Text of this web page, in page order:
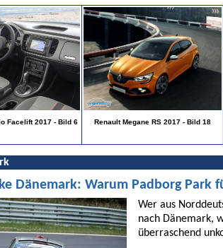
Facelift 2017 - Bild 6 Renault Megane RS 2017 - Bild 18
Dänemark: Warum Padborg Park
Wer aus
nach Dänemark,
überraschend